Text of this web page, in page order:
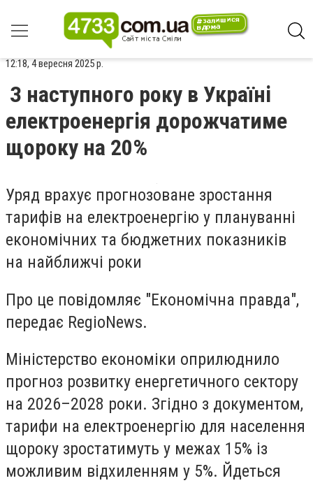
12:18, 4 вересня 2025 р.
З наступного року в Україні
електроенергія дорожчатиме
щороку на 20%
Уряд врахує прогнозоване зростання
тарифів на електроенергію у плануванні
економічних та бюджетних показників
на найближчі роки
Про це повідомляє "Економічна правда",
передає RegioNews.
Міністерство економіки оприлюднило
прогноз розвитку енергетичного сектору
на 2026–2028 роки. Згідно з документом,
тарифи на електроенергію для населення
щороку зростатимуть у межах 15% із
можливим відхиленням у 5%. Йдеться